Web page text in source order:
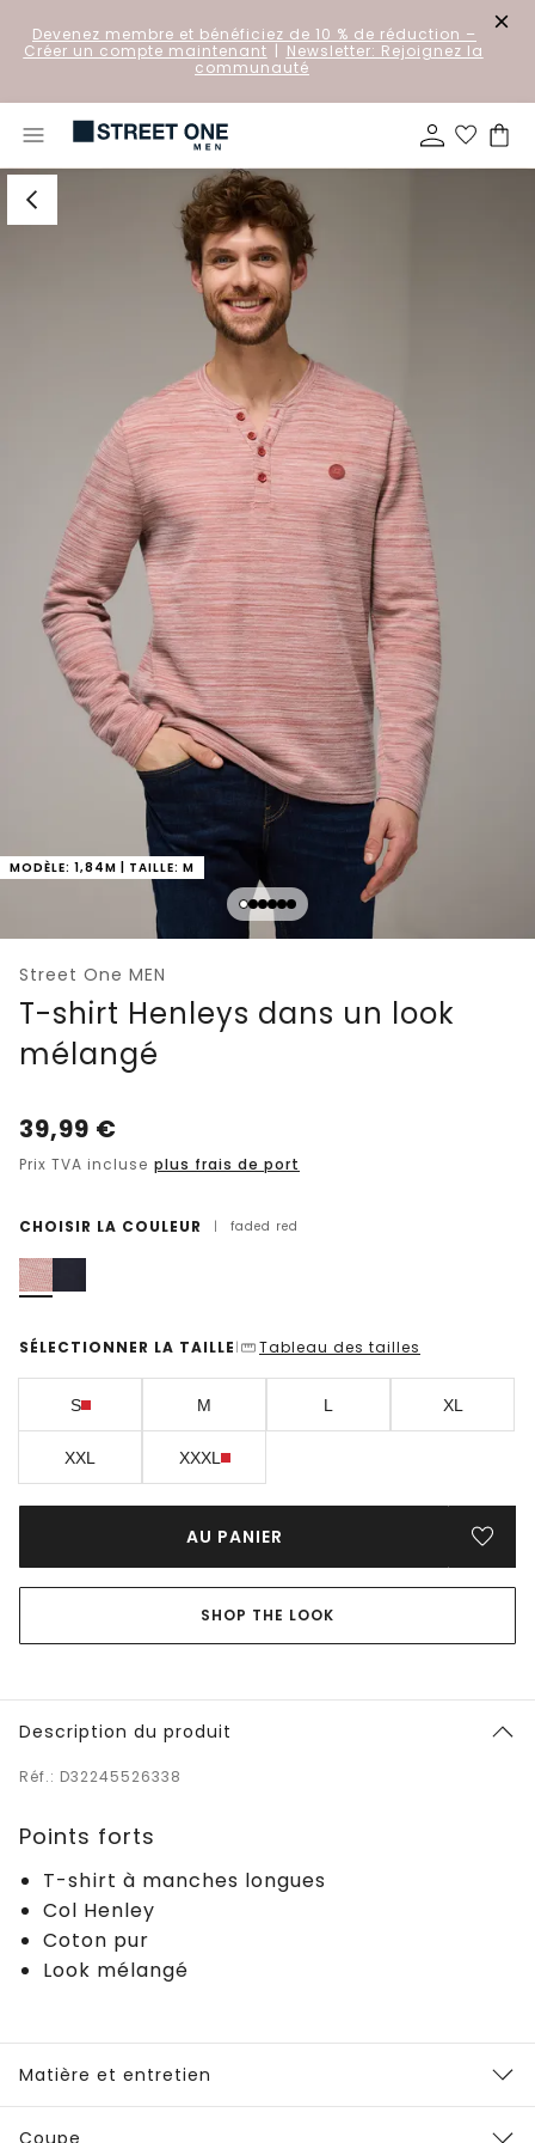
Devenez membre et bénéficiez de 10 % de réduction –
Créer un compte maintenant | Newsletter: Rejoignez la
communauté
MODÈLE: 1,84M | TAILLE: M
Street One MEN
T-shirt Henleys dans un look
mélangé
39,99 €
Prix TVA incluse plus frais de port
CHOISIR LA COULEUR | faded red
SÉLECTIONNER LA TAILLE | Tableau des tailles
S M L XL
XXL XXXL
AU PANIER
SHOP THE LOOK
Description du produit
Réf.: D32245526338
Points forts
T-shirt à manches longues
Col Henley
Coton pur
Look mélangé
Matière et entretien